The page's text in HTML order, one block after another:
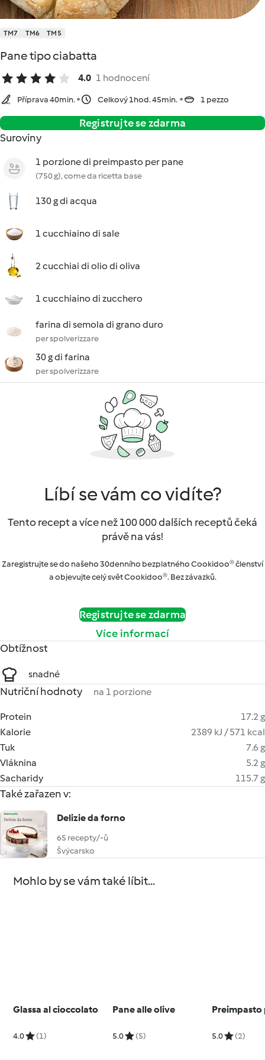
TM7 TM6 TM5
Pane tipo ciabatta
4.0 1 hodnocení
Příprava 40min. Celkový 1hod. 45min. 1 pezzo
Registrujte se zdarma
Suroviny
1 porzione di preimpasto per pane
(750 g), come da ricetta base
130 g di acqua
1 cucchiaino di sale
2 cucchiai di olio di oliva
1 cucchiaino di zucchero
farina di semola di grano duro
per spolverizzare
30 g di farina
per spolverizzare
Líbí se vám co vidíte?
Tento recept a více než 100 000 dalších receptů čeká
právě na vás!
Zaregistrujte se do našeho 30denního bezplatného Cookidoo® členství
a objevujte celý svět Cookidoo®. Bez závazků.
Registrujte se zdarma
Více informací
Obtížnost
snadné
Nutriční hodnoty na 1 porzione
Protein
17.2 g
Kalorie
2389 kJ / 571 kcal
Tuk
7.6 g
Vláknina
5.2 g
Sacharidy
115.7 g
Také zařazen v:
Delizie da forno
65 recepty/-ů
Švýcarsko
Mohlo by se vám také líbit...
Glassa al cioccolato
4.0 (1)
Pane alle olive
5.0 (5)
Preimpasto
5.0 (2)